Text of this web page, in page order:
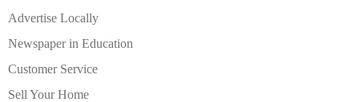
Advertise Locally
Newspaper in Education
Customer Service
Sell Your Home